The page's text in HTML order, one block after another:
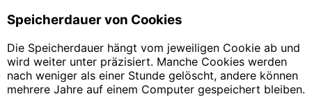
Speicherdauer von Cookies
Die Speicherdauer hängt vom jeweiligen Cookie ab und
wird weiter unter präzisiert. Manche Cookies werden
nach weniger als einer Stunde gelöscht, andere können
mehrere Jahre auf einem Computer gespeichert bleiben.